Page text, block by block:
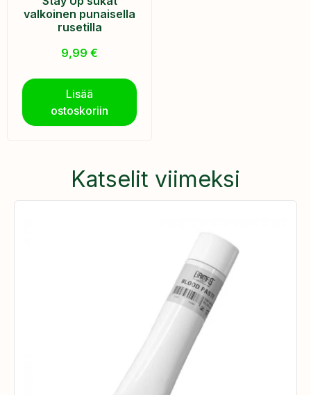
valkoinen punaisella
rusetilla
9,99 €
Lisää
ostoskoriin
Katselit viimeksi